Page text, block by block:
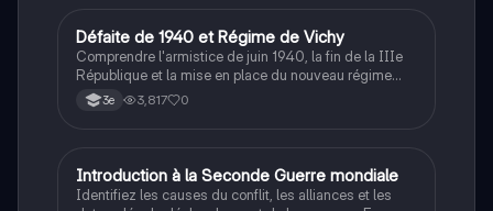
et en analyse de documents.
DHistoire
Défaite de 1940 et Régime de Vichy
Comprendre l'armistice de juin 1940, la fin de la IIIe
République et la mise en place du nouveau régime
autoritaire de Philippe Pétain.
3e 3,817 0
IHistoire
Introduction à la Seconde Guerre mondiale
Identifiez les causes du conflit, les alliances et les